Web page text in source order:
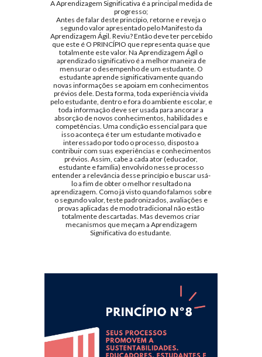
A Aprendizagem Significativa é a principal medida de
progresso;
Antes de falar deste princípio, retorne e reveja o
segundo valor apresentado pelo Manifesto da
Aprendizagem Ágil. Reviu? Então deve ter percebido
que este é O PRINCÍPIO que representa quase que
totalmente este valor. Na Aprendizagem Ágil o
aprendizado significativo é a melhor maneira de
mensurar o desempenho de um estudante. O
estudante aprende significativamente quando
novas informações se apoiam em conhecimentos
prévios dele. Desta forma, toda experiência vivida
pelo estudante, dentro e fora do ambiente escolar, e
toda informação deve ser usada para ancorar a
absorção de novos conhecimentos, habilidades e
competências. Uma condição essencial para que
isso aconteça é ter um estudante motivado e
interessado por todo o processo, disposto a
contribuir com suas experiências e conhecimentos
prévios. Assim, cabe a cada ator (educador,
estudante e família) envolvido nesse processo
entender a relevância desse princípio e buscar usá-
lo a fim de obter o melhor resultado na
aprendizagem. Como já visto quando falamos sobre
o segundo valor, teste padronizados, avaliações e
provas aplicadas de modo tradicional não estão
totalmente descartadas. Mas devemos criar
mecanismos que meçam a Aprendizagem
Significativa do estudante.